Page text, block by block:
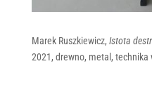
Marek Ruszkiewicz, Istota
2021, drewno, metal, technika